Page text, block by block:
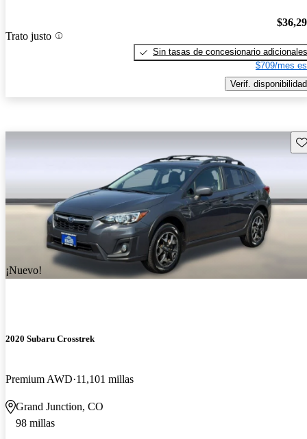
Trato justo
Sin tasas de concesionario adicionales
$709/mes
Verif. disponibilidad
¡Nuevo!
2020 Subaru Crosstrek
Premium AWD 11,101 millas
Grand Junction, CO
98 millas